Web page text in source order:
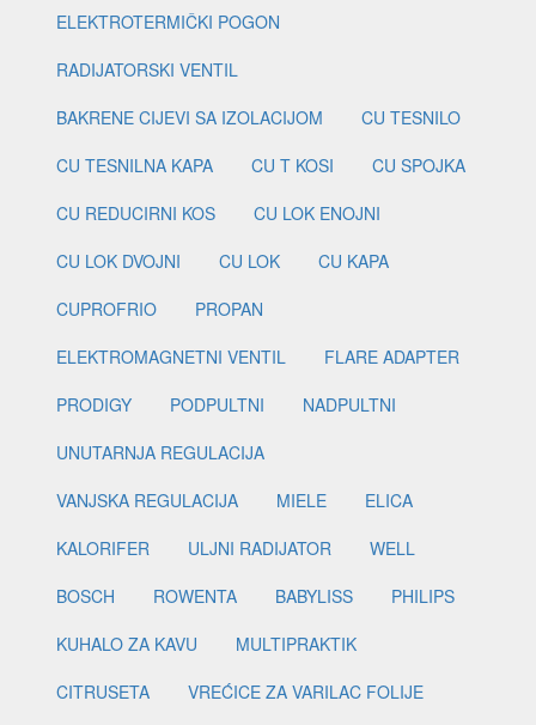
ELEKTROTERMIČKI POGON
RADIJATORSKI VENTIL
BAKRENE CIJEVI SA IZOLACIJOM
CU TESNILO
CU TESNILNA KAPA
CU T KOSI
CU SPOJKA
CU REDUCIRNI KOS
CU LOK ENOJNI
CU LOK DVOJNI
CU LOK
CU KAPA
CUPROFRIO
PROPAN
ELEKTROMAGNETNI VENTIL
FLARE ADAPTER
PRODIGY
PODPULTNI
NADPULTNI
UNUTARNJA REGULACIJA
VANJSKA REGULACIJA
MIELE
ELICA
KALORIFER
ULJNI RADIJATOR
WELL
BOSCH
ROWENTA BABYLISS
PHILIPS
KUHALO ZA KAVU
MULTIPRAKTIK
CITRUSETA
VREĆICE ZA VARILAC FOLIJE